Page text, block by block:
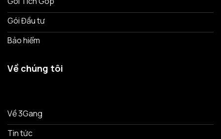
Gói Đầu tư
Bảo hiểm
Về chúng tôi
Về 3Gang
Tin tức